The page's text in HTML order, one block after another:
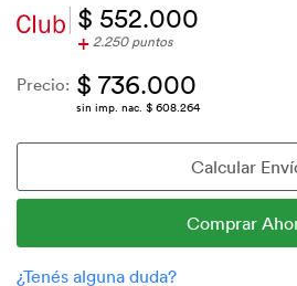
$ 552.000
+2.250 puntos
Precio: $ 736.000
sin imp. nac. $ 608.264